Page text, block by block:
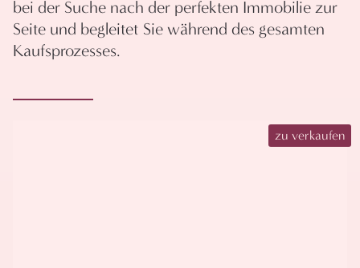
bei der Suche nach der perfekten Immobilie zur
Seite und begleitet Sie während des gesamten
Kaufsprozesses.
zu verkaufen